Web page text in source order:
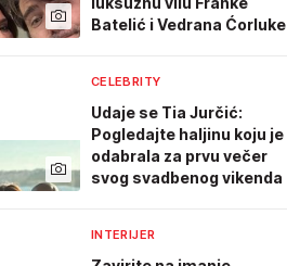
Batelić i Vedrana Ćorluke
CELEBRITY
Udaje se Tia Jurčić:
Pogledajte haljinu koju je
odabrala za prvu večer
svog svadbenog vikenda
INTERIJER